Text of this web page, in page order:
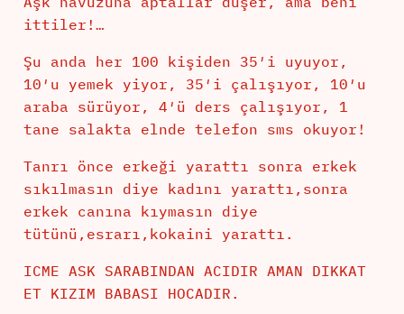
ittiler!…
Şu anda her 100 kişiden 35′i uyuyor,
10′u yemek yiyor, 35′i çalışıyor, 10′u
araba sürüyor, 4′ü ders çalışıyor, 1
tane salakta elnde telefon sms okuyor!
Tanrı önce erkeği yarattı sonra erkek
sıkılmasın diye kadını yarattı,sonra
erkek canına kıymasın diye
tütünü,esrarı,kokaini yarattı.
ICME ASK SARABINDAN ACIDIR AMAN DIKKAT
ET KIZIM BABASI HOCADIR.